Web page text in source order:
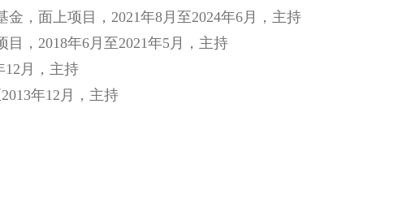
，面上项目，2021年8月至2024年6月，主持
，2018年6月至2021年5月，主持
12月，主持
年12月，主持